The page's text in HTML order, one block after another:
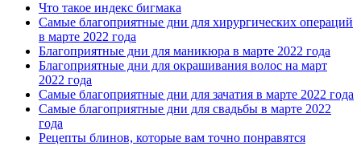
Что такое индекс бигмака
Самые благоприятные дни для хирургических операций
в марте 2022 года
Благоприятные дни для маникюра в марте 2022 года
Благоприятные дни для окрашивания волос на март
2022 года
Самые благоприятные дни для зачатия в марте 2022 года
Самые благоприятные дни для свадьбы в марте 2022
года
Рецепты блинов, которые вам точно понравятся